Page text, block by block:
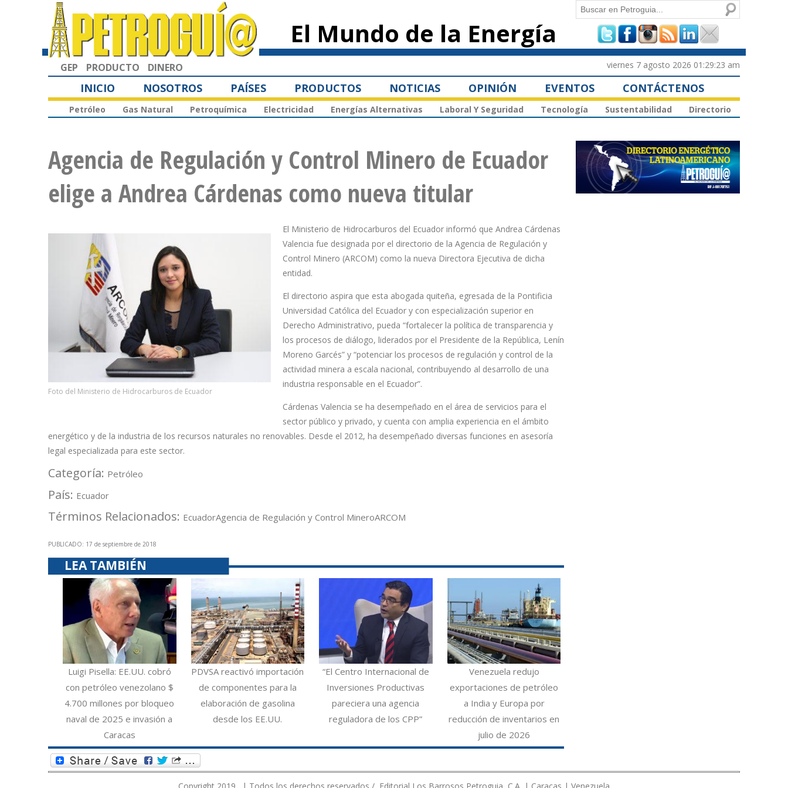
principal
El Mundo de la Energía
Formulario de
búsqueda
Buscar
GEP PRODUCTO DINERO viernes 7 agosto 2026 01:29:23 am
INICIO NOSOTROS PAÍSES PRODUCTOS NOTICIAS OPINIÓN EVENTOS CONTÁCTENOS
Petróleo Gas Natural Petroquímica Electricidad Energías Alternativas Laboral Y Seguridad Tecnología Sustentabilidad Directorio
Agencia de Regulación y Control Minero de Ecuador
elige a Andrea Cárdenas como nueva titular
Foto del Ministerio de Hidrocarburos de Ecuador
El Ministerio de Hidrocarburos del Ecuador informó que Andrea Cárdenas
Valencia fue designada por el directorio de la Agencia de Regulación y
Control Minero (ARCOM) como la nueva Directora Ejecutiva de dicha
entidad.
El directorio aspira que esta abogada quiteña, egresada de la Pontificia
Universidad Católica del Ecuador y con especialización superior en
Derecho Administrativo, pueda “fortalecer la política de transparencia y
los procesos de diálogo, liderados por el Presidente de la República, Lenín
Moreno Garcés” y “potenciar los procesos de regulación y control de la
actividad minera a escala nacional, contribuyendo al desarrollo de una
industria responsable en el Ecuador”.
Cárdenas Valencia se ha desempeñado en el área de servicios para el
sector público y privado, y cuenta con amplia experiencia en el ámbito
energético y de la industria de los recursos naturales no renovables. Desde el 2012, ha desempeñado diversas funciones en asesoría
legal especializada para este sector.
Categoría: Petróleo
País: Ecuador
Términos Relacionados: EcuadorAgencia de Regulación y Control MineroARCOM
PUBLICADO: 17 de septiembre de 2018
LEA TAMBIÉN
Luigi Pisella: EE.UU. cobró
con petróleo venezolano $
4.700 millones por bloqueo
naval de 2025 e invasión a
Caracas
PDVSA reactivó importación
de componentes para la
elaboración de gasolina
desde los EE.UU.
“El Centro Internacional de
Inversiones Productivas
pareciera una agencia
reguladora de los CPP”
Venezuela redujo
exportaciones de petróleo
a India y Europa por
reducción de inventarios en
julio de 2026